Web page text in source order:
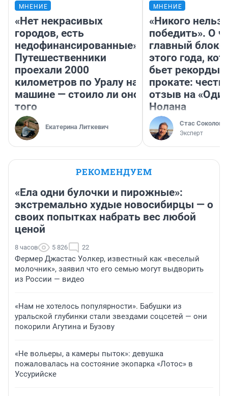
МНЕНИЕ
«Нет некрасивых
городов, есть
недофинансированные».
Путешественники
проехали 2000
километров по Уралу на
машине — стоило ли оно
того
Екатерина Литкевич
МНЕНИЕ
«Никого нельзя
победить». О
главный
этого года,
бьет рекорды в
прокате:
отзыв на
Нолана
Стас Соколов
Эксперт
РЕКОМЕНДУЕМ
«Ела одни булочки и пирожные»:
экстремально худые новосибирцы — о
своих попытках набрать вес любой
ценой
8 часов 5 826 22
Фермер Джастас Уолкер, известный как «веселый
молочник», заявил что его семью могут выдворить
из России — видео
«Нам не хотелось популярности». Бабушки из
уральской глубинки стали звездами соцсетей — они
покорили Агутина и Бузову
«Не вольеры, а камеры пыток»: девушка
пожаловалась на состояние экопарка «Лотос» в
Уссурийске